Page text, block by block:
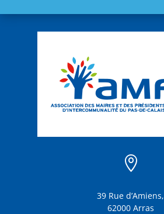

39 Rue d’Amiens,
62000 Arras